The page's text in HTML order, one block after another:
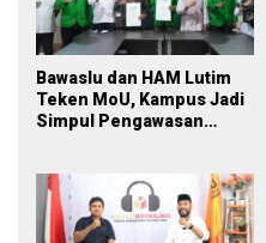
Bawaslu dan HAM Lutim
Teken MoU, Kampus Jadi
Simpul Pengawasan